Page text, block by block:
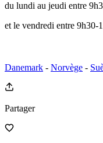
du lundi au jeudi entre
et le vendredi entre 9h30-
Danemark - Norvège -
Partager